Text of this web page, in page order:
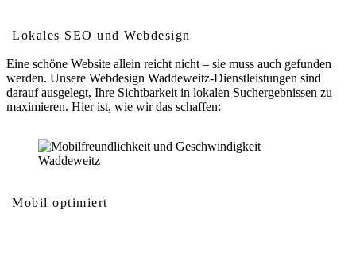
Lokales SEO und Webdesign
Eine schöne Website allein reicht nicht – sie muss auch gefunden
werden. Unsere Webdesign Waddeweitz-Dienstleistungen sind
darauf ausgelegt, Ihre Sichtbarkeit in lokalen Suchergebnissen zu
maximieren. Hier ist, wie wir das schaffen:
Mobil optimiert